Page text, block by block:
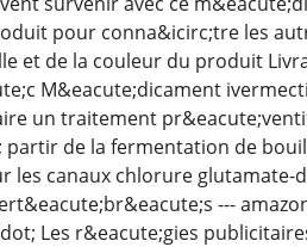
pour conna&icirc;tre les
de la couleur du produit
M&eacute;dicament
un traitement
de la fermentation de
canaux chlorure glutamate-
---
Les r&eacute;gies